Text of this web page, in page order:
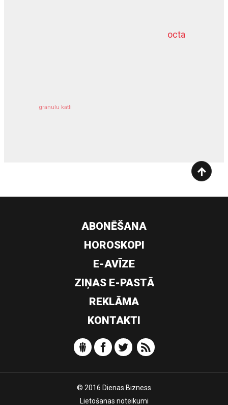
octa
granulu katli
dziļurbums
ABONĒŠANA
HOROSKOPI
E-AVĪZE
ZIŅAS E-PASTĀ
REKLĀMA
KONTAKTI
© 2016 Dienas Bizness
Lietošanas noteikumi